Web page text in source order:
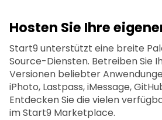
Hosten Sie Ihre
Start9 unterstützt eine breite
Source-Diensten. Betreiben Sie
Versionen beliebter
iPhoto, Lastpass, iMessage,
Entdecken Sie die vielen
im Start9 Marketplace.